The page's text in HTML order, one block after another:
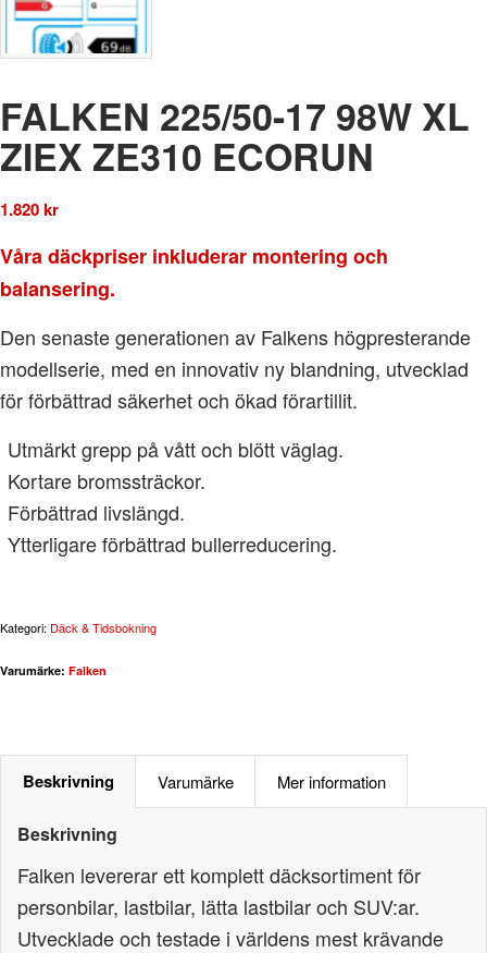
FALKEN 225/50-17 98W XL
ZIEX ZE310 ECORUN
1.820kr
Våra däckpriser inkluderar montering och
balansering.
Den senaste generationen av Falkens högpresterande
modellserie, med en innovativ ny blandning, utvecklad
för förbättrad säkerhet och ökad förartillit.
Utmärkt grepp på vått och blött väglag.
Kortare bromssträckor.
Förbättrad livslängd.
Ytterligare förbättrad bullerreducering.
Kategori: Däck & Tidsbokning
Varumärke: Falken
Beskrivning Varumärke Mer information
Beskrivning
Falken levererar ett komplett däcksortiment för
personbilar, lastbilar, lätta lastbilar och SUV:ar.
Utvecklade och testade i världens mest krävande